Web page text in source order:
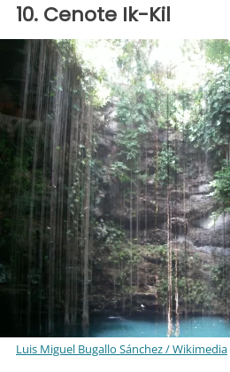
10. Cenote Ik-Kil
Luis Miguel Bugallo Sánchez / Wikimedia